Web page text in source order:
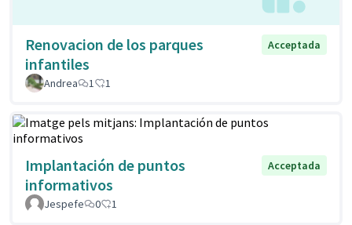
Renovacion de los parques
infantiles
Acceptada
Andrea 1 1
Implantación de puntos
informativos
Acceptada
Jespefe 0 1